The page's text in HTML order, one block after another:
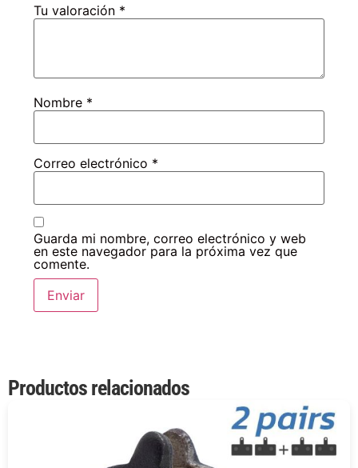
Tu valoración *
Nombre *
Correo electrónico *
Guarda mi nombre, correo electrónico y web
en este navegador para la próxima vez que
comente.
Productos relacionados